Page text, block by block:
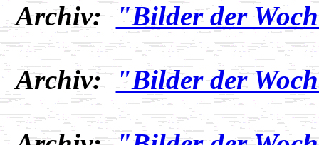
Archiv: "Bilder der
Archiv:"Bilder der